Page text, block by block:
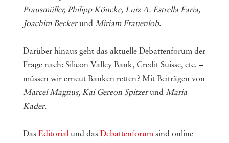
Prausmüller, Philipp Köncke, Luiz A. Estrella Faria,
Joachim Beckerund Miriam Frauenlob.
Darüber hinaus geht das aktu­el­le Debat­ten­fo­rum der
Frage nach: Silicon Valley Bank, Credit Suisse, etc. –
müssen wir erneut Banken retten? Mit Beiträgen von
Marcel Magnus, Kai Gereon Spitzerund Maria
Kader.
Das Edi­to­ri­alund das Debat­ten­fo­rumsind online